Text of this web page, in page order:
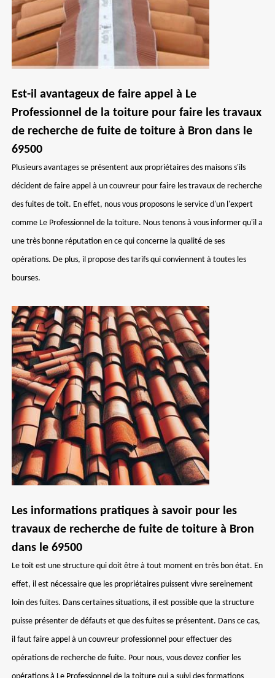
Est-il avantageux de faire appel à Le
Professionnel de la toiture pour faire les travaux
de recherche de fuite de toiture à Bron dans le
69500
Plusieurs avantages se présentent aux propriétaires des maisons s'ils
décident de faire appel à un couvreur pour faire les travaux de recherche
des fuites de toit. En effet, nous vous proposons le service d'un l'expert
comme Le Professionnel de la toiture. Nous tenons à vous informer qu'il a
une très bonne réputation en ce qui concerne la qualité de ses
opérations. De plus, il propose des tarifs qui conviennent à toutes les
bourses.
Les informations pratiques à savoir pour les
travaux de recherche de fuite de toiture à Bron
dans le 69500
Le toit est une structure qui doit être à tout moment en très bon état. En
effet, il est nécessaire que les propriétaires puissent vivre sereinement
loin des fuites. Dans certaines situations, il est possible que la structure
puisse présenter de défauts et que des fuites se présentent. Dans ce cas,
il faut faire appel à un couvreur professionnel pour effectuer des
opérations de recherche de fuite. Pour nous, vous devez confier les